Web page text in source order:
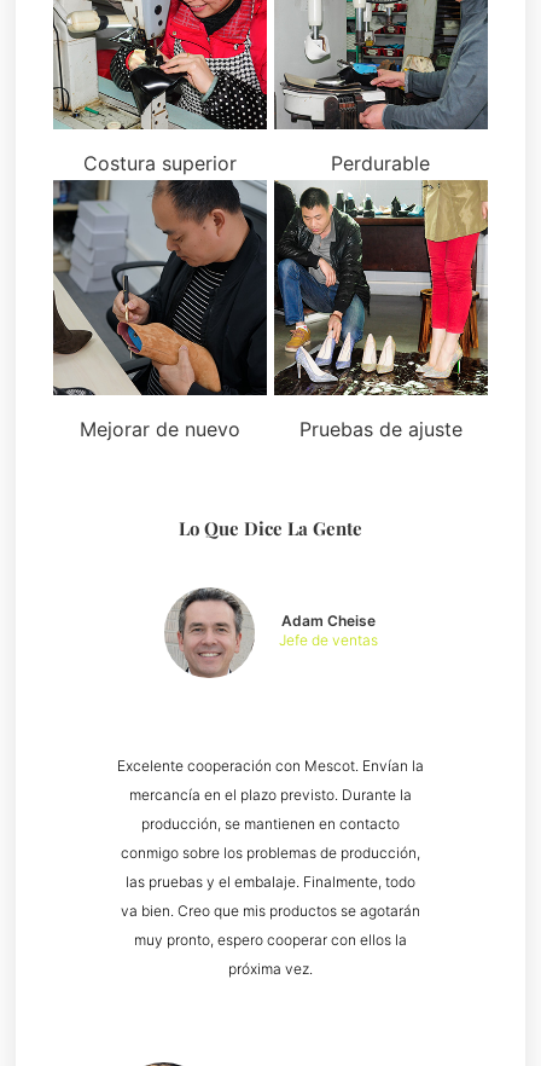
Costura superior Perdurable
Mejorar de nuevo Pruebas de ajuste
Lo Que Dice La Gente
Excelente cooperación con Mescot. Envían la
mercancía en el plazo previsto. Durante la
producción, se mantienen en contacto
conmigo sobre los problemas de producción,
las pruebas y el embalaje. Finalmente, todo
va bien. Creo que mis productos se agotarán
muy pronto, espero cooperar con ellos la
próxima vez.
Adam Cheise
Jefe de ventas